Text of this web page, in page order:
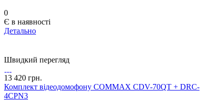
0
Є в наявності
Детально
Швидкий перегляд
13 420 грн.
Комплект відеодомофону COMMAX CDV-70QT + DRC-
4CPN3